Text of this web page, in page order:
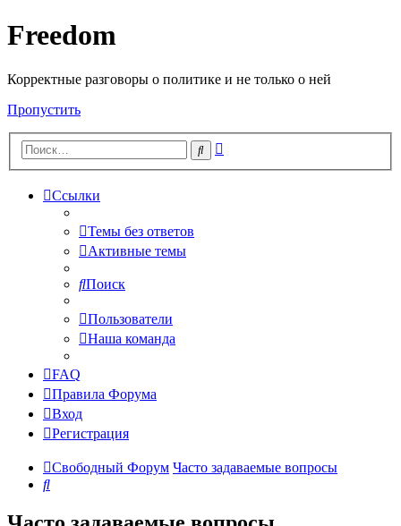
Freedom
Корректные разговоры о политике и не только о ней
Пропустить
Поиск
Ссылки
Темы без ответов
Активные темы
Поиск
Пользователи
Наша команда
FAQ
Правила Форума
Вход
Регистрация
Свободный Форум Часто задаваемые вопросы
Поиск